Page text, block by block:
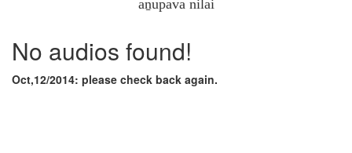
aṉupava nilai
No audios found!
Oct,12/2014: please check back again.